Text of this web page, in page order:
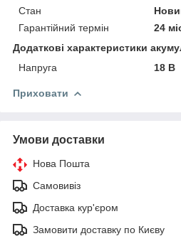
Стан
Гарантійний термін
24
Додаткові характеристики
Напруга
18 В
Приховати
Умови доставки
Нова Пошта
Самовивіз
Доставка кур'єром
Замовити доставку по Києву